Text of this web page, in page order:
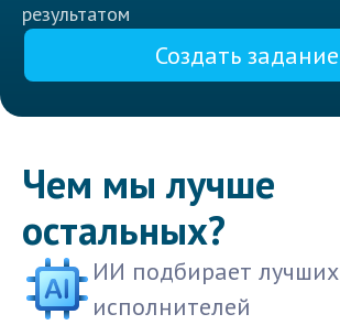
результатом
Создать задание
Чем мы лучше
остальных?
ИИ подбирает лучших
исполнителей